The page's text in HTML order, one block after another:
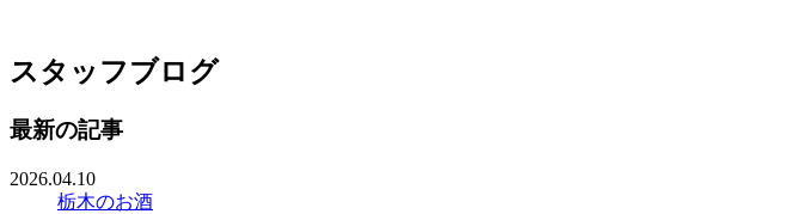
スタッフブログ
最新の記事
2026.04.10
栃木のお酒